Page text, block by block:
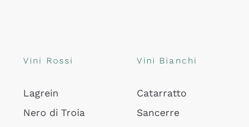
Vini Rossi
Lagrein
Nero di Troia
Vini Bianchi
Catarratto
Sancerre